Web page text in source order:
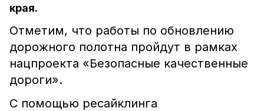
края.
Отметим, что работы по обновлению
дорожного полотна пройдут в рамках
нацпроекта «Безопасные качественные
дороги».
С помощью ресайклинга